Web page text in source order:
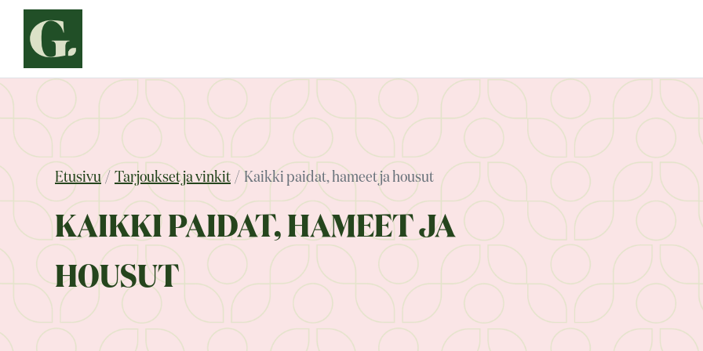
Siirry
sisältöön
Etusivu Tarjoukset ja vinkit Kaikki paidat, hameet ja housut
KAIKKI PAIDAT, HAMEET JA
HOUSUT